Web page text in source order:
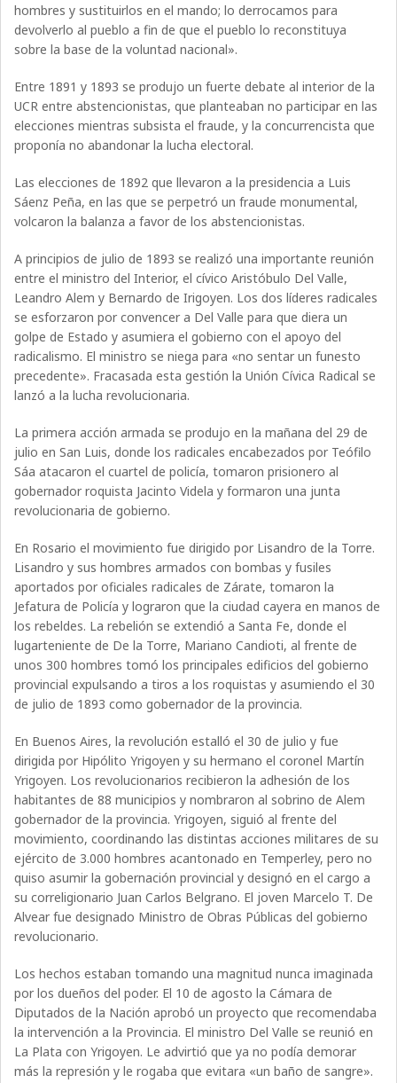
hombres y sustituirlos en el mando; lo derrocamos para
devolverlo al pueblo a fin de que el pueblo lo reconstituya
sobre la base de la voluntad nacional».
Entre 1891 y 1893 se produjo un fuerte debate al interior de la
UCR entre abstencionistas, que planteaban no participar en las
elecciones mientras subsista el fraude, y la concurrencista que
proponía no abandonar la lucha electoral.
Las elecciones de 1892 que llevaron a la presidencia a Luis
Sáenz Peña, en las que se perpetró un fraude monumental,
volcaron la balanza a favor de los abstencionistas.
A principios de julio de 1893 se realizó una importante reunión
entre el ministro del Interior, el cívico Aristóbulo Del Valle,
Leandro Alem y Bernardo de Irigoyen. Los dos líderes radicales
se esforzaron por convencer a Del Valle para que diera un
golpe de Estado y asumiera el gobierno con el apoyo del
radicalismo. El ministro se niega para «no sentar un funesto
precedente». Fracasada esta gestión la Unión Cívica Radical se
lanzó a la lucha revolucionaria.
La primera acción armada se produjo en la mañana del 29 de
julio en San Luis, donde los radicales encabezados por Teófilo
Sáa atacaron el cuartel de policía, tomaron prisionero al
gobernador roquista Jacinto Videla y formaron una junta
revolucionaria de gobierno.
En Rosario el movimiento fue dirigido por Lisandro de la Torre.
Lisandro y sus hombres armados con bombas y fusiles
aportados por oficiales radicales de Zárate, tomaron la
Jefatura de Policía y lograron que la ciudad cayera en manos de
los rebeldes. La rebelión se extendió a Santa Fe, donde el
lugarteniente de De la Torre, Mariano Candioti, al frente de
unos 300 hombres tomó los principales edificios del gobierno
provincial expulsando a tiros a los roquistas y asumiendo el 30
de julio de 1893 como gobernador de la provincia.
En Buenos Aires, la revolución estalló el 30 de julio y fue
dirigida por Hipólito Yrigoyen y su hermano el coronel Martín
Yrigoyen. Los revolucionarios recibieron la adhesión de los
habitantes de 88 municipios y nombraron al sobrino de Alem
gobernador de la provincia. Yrigoyen, siguió al frente del
movimiento, coordinando las distintas acciones militares de su
ejército de 3.000 hombres acantonado en Temperley, pero no
quiso asumir la gobernación provincial y designó en el cargo a
su correligionario Juan Carlos Belgrano. El joven Marcelo T. De
Alvear fue designado Ministro de Obras Públicas del gobierno
revolucionario.
Los hechos estaban tomando una magnitud nunca imaginada
por los dueños del poder. El 10 de agosto la Cámara de
Diputados de la Nación aprobó un proyecto que recomendaba
la intervención a la Provincia. El ministro Del Valle se reunió en
La Plata con Yrigoyen. Le advirtió que ya no podía demorar
más la represión y le rogaba que evitara «un baño de sangre».